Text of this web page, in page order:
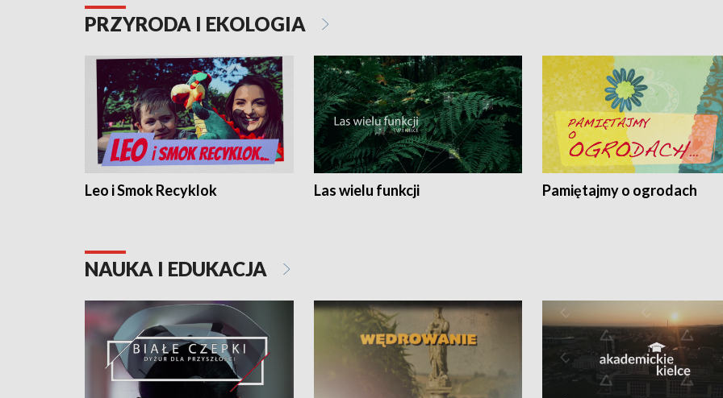
PRZYRODA I EKOLOGIA
Leo i Smok Recyklok Las wielu funkcji Pamiętajmy o ogrodach
NAUKA I EDUKACJA